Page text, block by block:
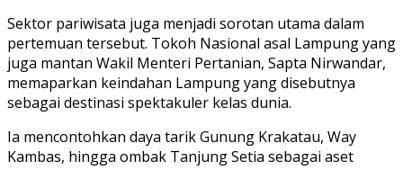
Sektor pariwisata juga menjadi sorotan utama dalam
pertemuan tersebut. Tokoh Nasional asal Lampung yang
juga mantan Wakil Menteri Pertanian, Sapta Nirwandar,
memaparkan keindahan Lampung yang disebutnya
sebagai destinasi spektakuler kelas dunia.
Ia mencontohkan daya tarik Gunung Krakatau, Way
Kambas, hingga ombak Tanjung Setia sebagai aset